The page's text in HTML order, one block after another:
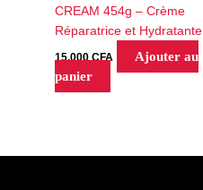
CREAM 454g – Crème
Réparatrice et Hydratante
15,000CFA
Ajouter au
panier